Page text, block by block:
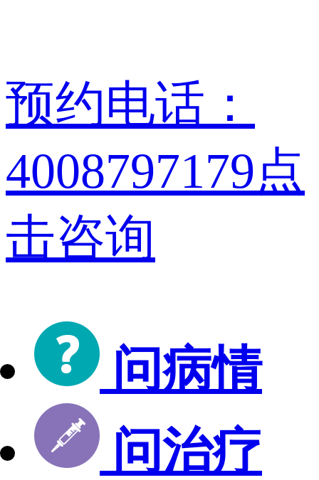
预约电话：
4008797179点
击咨询
问病情
问治疗